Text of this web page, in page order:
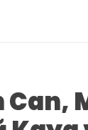
Can,